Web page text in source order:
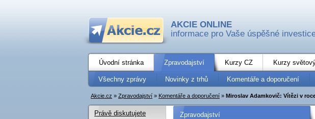
AKCIE ONLINE
informace pro Vaše úspěšné
Úvodní stránka Zpravodajství Kurzy CZ Kurzy
Všechny zprávy Novinky z trhů Komentáře a doporučení
Akcie.cz » Zpravodajství » Komentáře a doporučení » Miroslav Adamkovič: Vítězi v
Zpravodajství
Právě diskutujete